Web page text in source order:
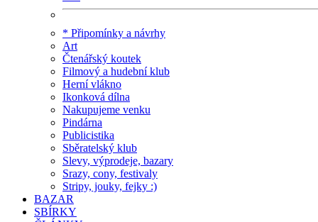
* Připomínky a návrhy
Art
Čtenářský koutek
Filmový a hudební klub
Herní vlákno
Ikonková dílna
Nakupujeme venku
Pindárna
Publicistika
Sběratelský klub
Slevy, výprodeje, bazary
Srazy, cony, festivaly
Stripy, jouky, fejky :)
BAZAR
SBÍRKY